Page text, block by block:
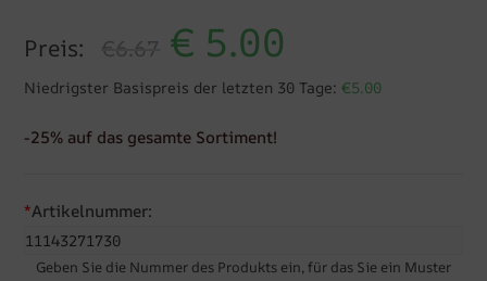
Preis: €6.67 € 5.00
Niedrigster Basispreis der letzten 30 Tage: €5.00
-25% auf das gesamte Sortiment!
*Artikelnummer:
Geben Sie die Nummer des Produkts ein, für das Sie ein Muster